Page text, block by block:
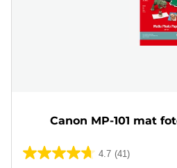
Canon MP-101 mat
4.7 (41)
4.7